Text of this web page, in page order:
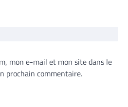
mon e-mail et mon site dans le
prochain commentaire.